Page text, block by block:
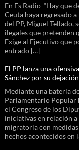
En Es Radio “Hay que
Ceuta haya regresado
del PP, Miguel Tellado,
ilegales que pretenden
Exige al Ejecutivo que
entrado […]
El PP lanza una
Sánchez por su
Mediante una batería
Parlamentario Popular
el Congreso de los
iniciativas en relación
migratoria con
hechos acontecidos en